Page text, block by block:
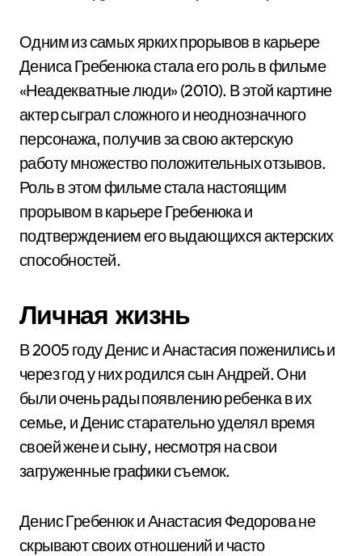
Одним из самых ярких прорывов в карьере
Дениса Гребенюка стала его роль в фильме
«Неадекватные люди» (2010). В этой картине
актер сыграл сложного и неоднозначного
персонажа, получив за свою актерскую
работу множество положительных отзывов.
Роль в этом фильме стала настоящим
прорывом в карьере Гребенюка и
подтверждением его выдающихся актерских
способностей.
Личная жизнь
В 2005 году Денис и Анастасия поженились и
через год у них родился сын Андрей. Они
были очень рады появлению ребенка в их
семье, и Денис старательно уделял время
своей жене и сыну, несмотря на свои
загруженные графики съемок.
Денис Гребенюк и Анастасия Федорова не
скрывают своих отношений и часто